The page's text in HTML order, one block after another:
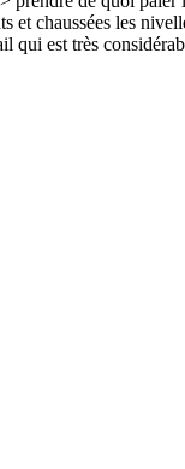
et chaussées les
qui est très